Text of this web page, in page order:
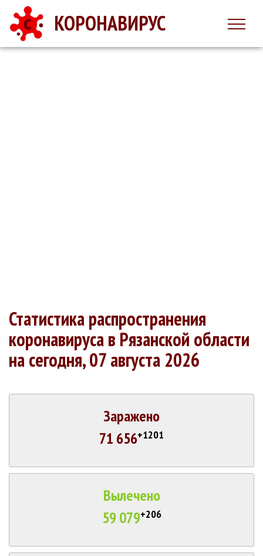
КОРОНАВИРУС
Статистика распространения
коронавируса в Рязанской области
на сегодня, 07 августа 2026
Заражено
71 656+1201
Вылечено
59 079+206